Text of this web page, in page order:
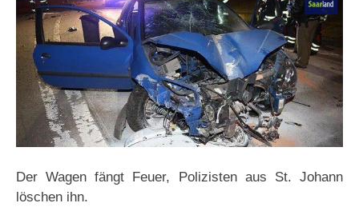
Der Wagen fängt Feuer, Polizisten aus St. Johann
löschen ihn.